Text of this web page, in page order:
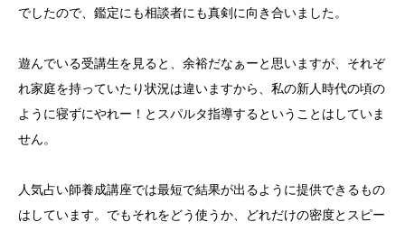
でしたので、鑑定にも相談者にも真剣に向き合いました。
遊んでいる受講生を見ると、余裕だなぁーと思いますが、それぞ
れ家庭を持っていたり状況は違いますから、私の新人時代の頃の
ように寝ずにやれー！とスパルタ指導するということはしていま
せん。
人気占い師養成講座では最短で結果が出るように提供できるもの
はしています。でもそれをどう使うか、どれだけの密度とスピー